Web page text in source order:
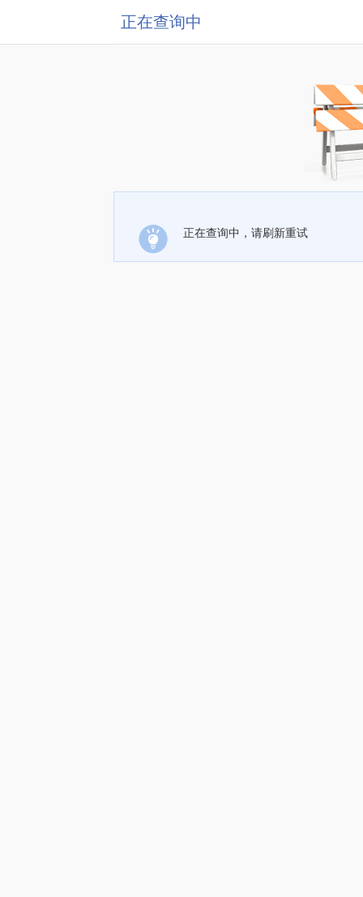
正在查询中
正在查询中，请刷新重试